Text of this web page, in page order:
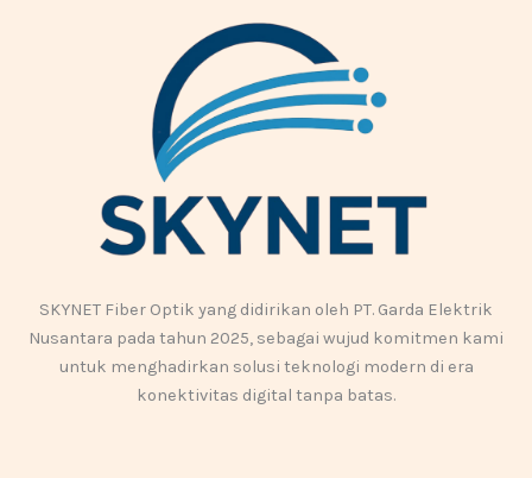
SKYNET Fiber Optik yang didirikan oleh PT. Garda Elektrik
Nusantara pada tahun 2025, sebagai wujud komitmen kami
untuk menghadirkan solusi teknologi modern di era
konektivitas digital tanpa batas.